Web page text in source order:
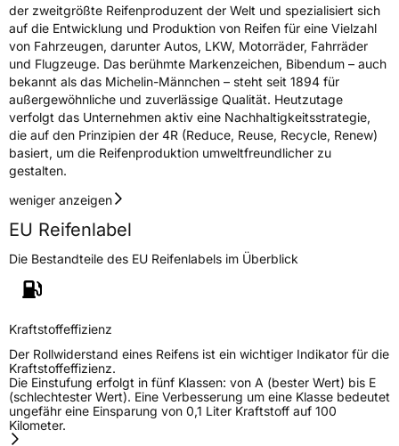
der zweitgrößte Reifenproduzent der Welt und spezialisiert sich
auf die Entwicklung und Produktion von Reifen für eine Vielzahl
von Fahrzeugen, darunter Autos, LKW, Motorräder, Fahrräder
und Flugzeuge. Das berühmte Markenzeichen, Bibendum – auch
bekannt als das Michelin-Männchen – steht seit 1894 für
außergewöhnliche und zuverlässige Qualität. Heutzutage
verfolgt das Unternehmen aktiv eine Nachhaltigkeitsstrategie,
die auf den Prinzipien der 4R (Reduce, Reuse, Recycle, Renew)
basiert, um die Reifenproduktion umweltfreundlicher zu
gestalten.
weniger anzeigen
EU Reifenlabel
Die Bestandteile des EU Reifenlabels im Überblick
Kraftstoffeffizienz
Der Rollwiderstand eines Reifens ist ein wichtiger Indikator für die
Kraftstoffeffizienz.
Die Einstufung erfolgt in fünf Klassen: von A (bester Wert) bis E
(schlechtester Wert). Eine Verbesserung um eine Klasse bedeutet
ungefähr eine Einsparung von 0,1 Liter Kraftstoff auf 100
Kilometer.